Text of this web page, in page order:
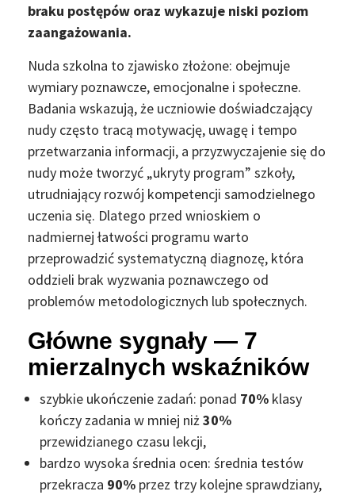
braku postępów oraz wykazuje niski poziom
zaangażowania.
Nuda szkolna to zjawisko złożone: obejmuje
wymiary poznawcze, emocjonalne i społeczne.
Badania wskazują, że uczniowie doświadczający
nudy często tracą motywację, uwagę i tempo
przetwarzania informacji, a przyzwyczajenie się do
nudy może tworzyć „ukryty program” szkoły,
utrudniający rozwój kompetencji samodzielnego
uczenia się. Dlatego przed wnioskiem o
nadmiernej łatwości programu warto
przeprowadzić systematyczną diagnozę, która
oddzieli brak wyzwania poznawczego od
problemów metodologicznych lub społecznych.
Główne sygnały — 7
mierzalnych wskaźników
szybkie ukończenie zadań: ponad 70% klasy
kończy zadania w mniej niż30%
przewidzianego czasu lekcji,
bardzo wysoka średnia ocen: średnia testów
przekracza 90% przez trzy kolejne sprawdziany,